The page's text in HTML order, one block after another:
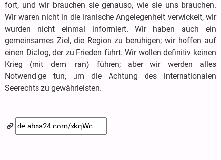
fort, und wir brauchen sie genauso, wie sie uns brauchen.
Wir waren nicht in die iranische Angelegenheit verwickelt, wir
wurden nicht einmal informiert. Wir haben auch ein
gemeinsames Ziel, die Region zu beruhigen; wir hoffen auf
einen Dialog, der zu Frieden führt. Wir wollen definitiv keinen
Krieg (mit dem Iran) führen; aber wir werden alles
Notwendige tun, um die Achtung des internationalen
Seerechts zu gewährleisten.